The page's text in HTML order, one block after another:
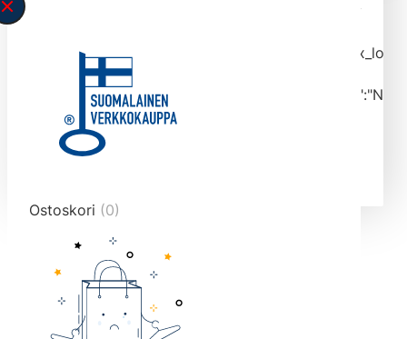
typed the search query correctly.<br>Currently
tmlmvi","meta_query":
data-original-query-vars="[]" data-page="1"
data-max-pages="4412" data-start="1" data-
end="10">
Ostoskori (0)